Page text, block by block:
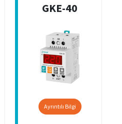
GKE-40
Ayrıntılı Bilgi